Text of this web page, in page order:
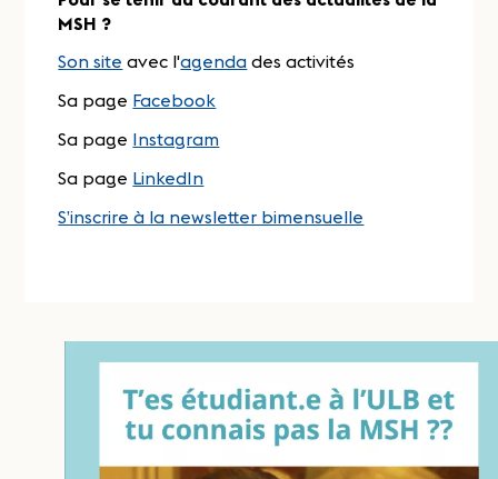
MSH ?
Son site avec l'agenda des activités
Sa page Facebook
Sa page Instagram
Sa page LinkedIn
S’inscrire à la newsletter bimensuelle